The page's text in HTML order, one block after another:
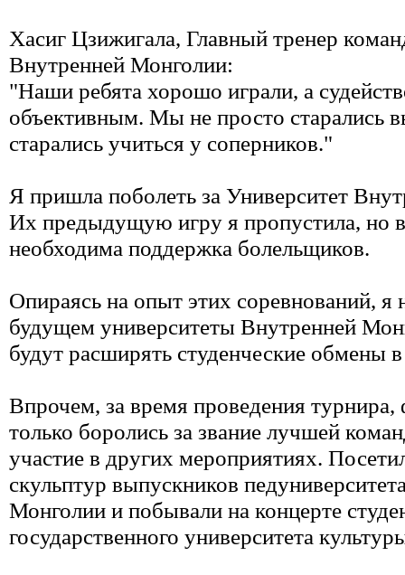
Хасиг Цзижигала, Главный тренер
Внутренней Монголии:
"Наши ребята хорошо играли, а
объективным. Мы не просто старались
старались учиться у соперников."
Я пришла поболеть за Университет
Их предыдущую игру я пропустила, но
необходима поддержка болельщиков.
Опираясь на опыт этих соревнований, я
будущем университеты Внутренней
будут расширять студенческие обмены
Впрочем, за время проведения турнира,
только боролись за звание лучшей
участие в других мероприятиях.
скульптур выпускников
Монголии и побывали на концерте
государственного университета